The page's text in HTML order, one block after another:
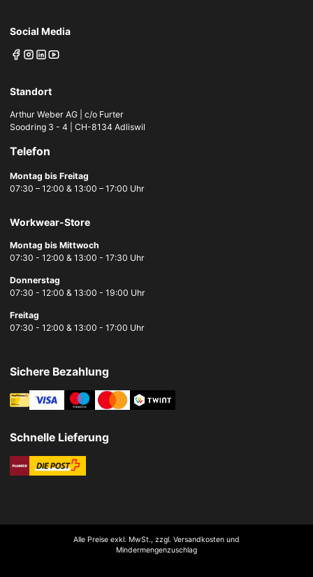
Social Media
Standort
Arthur Weber AG | c/o Furter
Soodring 3 - 4 | CH-8134 Adliswil
Telefon
Montag bis Freitag
07:30 – 12:00 & 13:00 – 17:00 Uhr
Workwear-Store
Montag bis Mittwoch
07:30 - 12:00 & 13:00 - 17:30 Uhr
Donnerstag
07:30 - 12:00 & 13:00 - 19:00 Uhr
Freitag
07:30 - 12:00 & 13:00 - 17:00 Uhr
Sichere Bezahlung
Schnelle Lieferung
Alle Preise exkl. MwSt., zzgl. Versandkosten und
Mindermengenzuschlag